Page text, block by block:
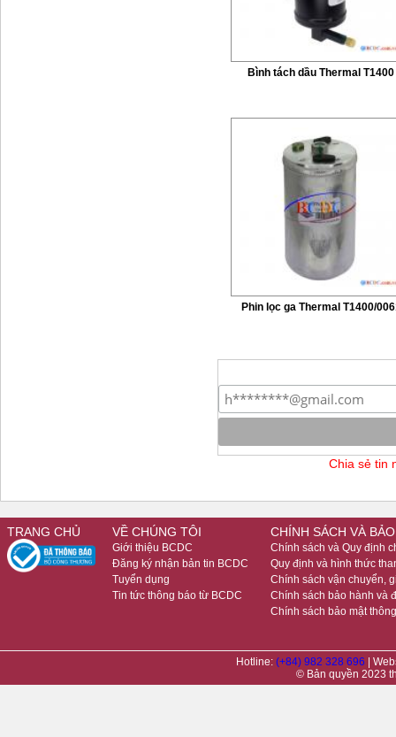
Bình tách dầu Thermal T1400
Phin lọc ga Thermal T1400/
Chia sẻ tin
TRANG CHỦ VỀ CHÚNG TÔI
Giới thiệu BCDC
Đăng ký nhận bản tin BCDC
Tuyển dụng
Tin tức thông báo từ BCDC
CHÍNH SÁCH VÀ
Chính sách và Quy định
Quy định và hình thức
Chính sách vận chuyển,
Chính sách bảo hành và
Chính sách bảo mật
Hotline: (+84) 982 328 696
|
© Bản quyền 2023